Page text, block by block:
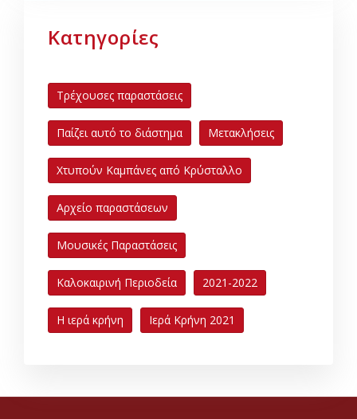
Κατηγορίες
Τρέχουσες παραστάσεις
Παίζει αυτό το διάστημα Μετακλήσεις
Χτυπούν Καμπάνες από Κρύσταλλο
Αρχείο παραστάσεων
Μουσικές Παραστάσεις
Καλοκαιρινή Περιοδεία 2021-2022
Η ιερά κρήνη Ιερά Κρήνη 2021